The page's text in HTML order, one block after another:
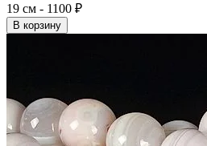
19 см - 1100 ₽
В корзину